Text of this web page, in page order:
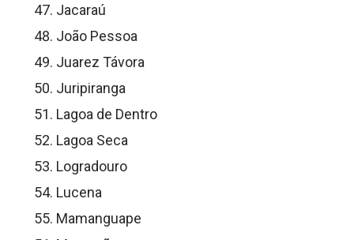
Jacaraú
João Pessoa
Juarez Távora
Juripiranga
Lagoa de Dentro
Lagoa Seca
Logradouro
Lucena
Mamanguape